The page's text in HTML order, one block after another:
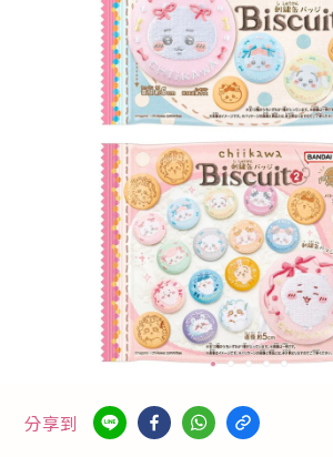
分享到